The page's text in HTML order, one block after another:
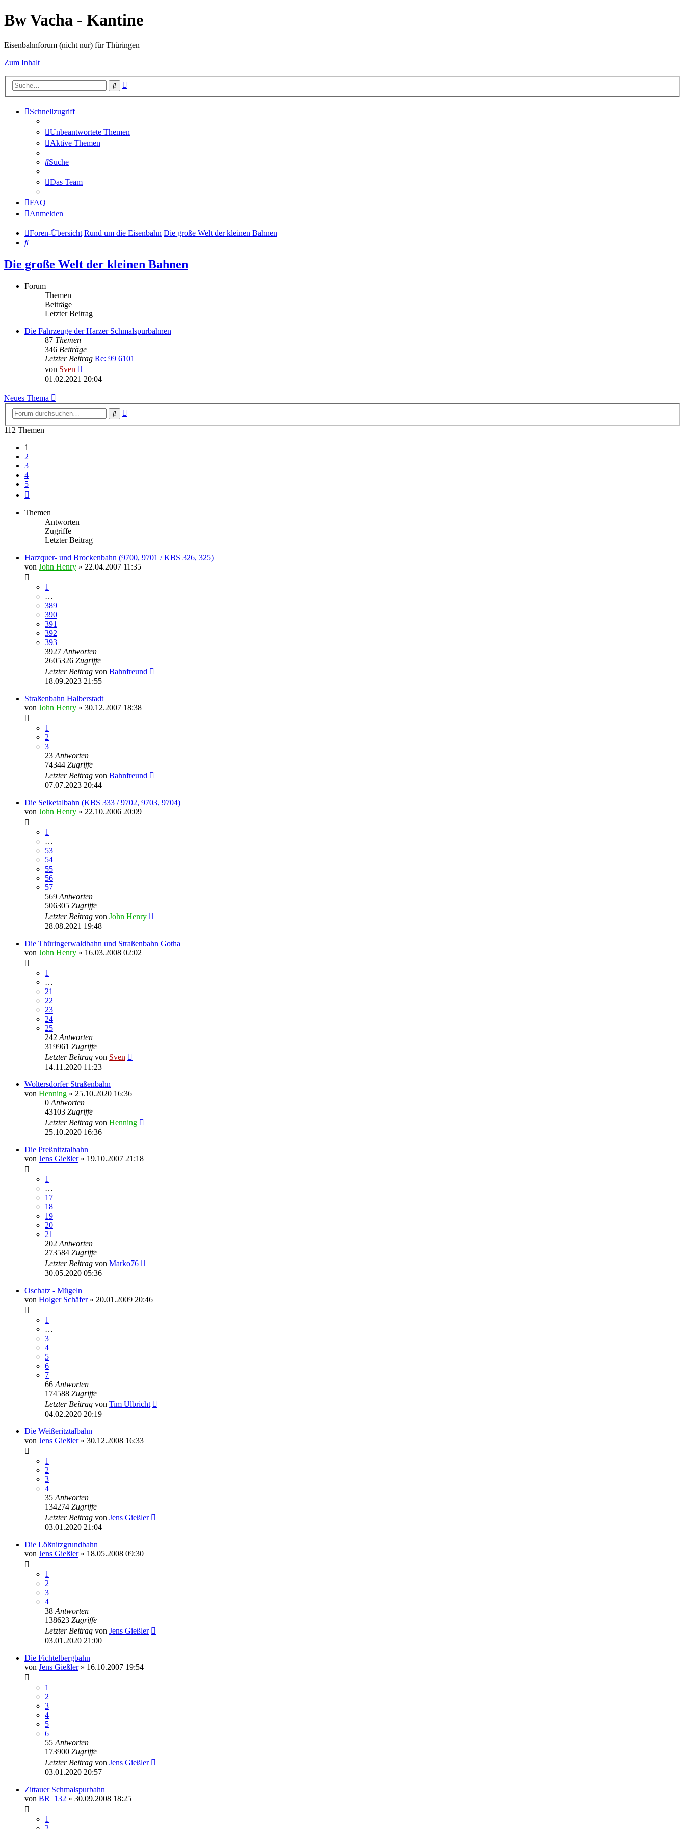
Bw Vacha - Kantine
Eisenbahnforum (nicht nur) für Thüringen
Zum Inhalt
Suche
Schnellzugriff
Unbeantwortete Themen
Aktive Themen
Suche
Das Team
FAQ
Anmelden
Foren-Übersicht Rund um die Eisenbahn Die große Welt der kleinen Bahnen
Suche
Die große Welt der kleinen Bahnen
Forum
Themen
Beiträge
Letzter Beitrag
Die Fahrzeuge der Harzer Schmalspurbahnen
87 Themen
346 Beiträge
Letzter Beitrag Re: 99 6101
von Sven
Beitrag
01.02.2021 20:04
Neues Thema
Suche
112 Themen
1
2
3
4
5
Themen
Antworten
Zugriffe
Letzter Beitrag
Harzquer- und Brockenbahn (9700, 9701 / KBS 326, 325)
von John Henry » 22.04.2007 11:35
1
…
389
390
391
392
393
3927 Antworten
2605326 Zugriffe
Letzter Beitrag von Bahnfreund
18.09.2023 21:55
Straßenbahn Halberstadt
von John Henry » 30.12.2007 18:38
1
2
3
23 Antworten
74344 Zugriffe
Letzter Beitrag von Bahnfreund
07.07.2023 20:44
Die Selketalbahn (KBS 333 / 9702, 9703, 9704)
von John Henry » 22.10.2006 20:09
1
…
53
54
55
56
57
569 Antworten
506305 Zugriffe
Letzter Beitrag von John Henry
28.08.2021 19:48
Die Thüringerwaldbahn und Straßenbahn Gotha
von John Henry » 16.03.2008 02:02
1
…
21
22
23
24
25
242 Antworten
319961 Zugriffe
Letzter Beitrag von Sven
14.11.2020 11:23
Woltersdorfer Straßenbahn
von Henning » 25.10.2020 16:36
0 Antworten
43103 Zugriffe
Letzter Beitrag von Henning
25.10.2020 16:36
Die Preßnitztalbahn
von Jens Gießler» 19.10.2007 21:18
1
…
17
18
19
20
21
202 Antworten
273584 Zugriffe
Letzter Beitrag von Marko76
30.05.2020 05:36
Oschatz - Mügeln
von Holger Schäfer» 20.01.2009 20:46
1
…
3
4
5
6
7
66 Antworten
174588 Zugriffe
Letzter Beitrag von Tim Ulbricht
04.02.2020 20:19
Die Weißeritztalbahn
von Jens Gießler» 30.12.2008 16:33
1
2
3
4
35 Antworten
134274 Zugriffe
Letzter Beitrag von Jens Gießler
03.01.2020 21:04
Die Lößnitzgrundbahn
von Jens Gießler» 18.05.2008 09:30
1
2
3
4
38 Antworten
138623 Zugriffe
Letzter Beitrag von Jens Gießler
03.01.2020 21:00
Die Fichtelbergbahn
von Jens Gießler» 16.10.2007 19:54
1
2
3
4
5
6
55 Antworten
173900 Zugriffe
Letzter Beitrag von Jens Gießler
03.01.2020 20:57
Zittauer Schmalspurbahn
von BR_132 » 30.09.2008 18:25
1